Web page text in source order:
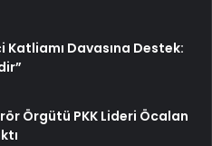
Katliamı Davasına Destek:
Örgütü PKK Lideri Öcalan